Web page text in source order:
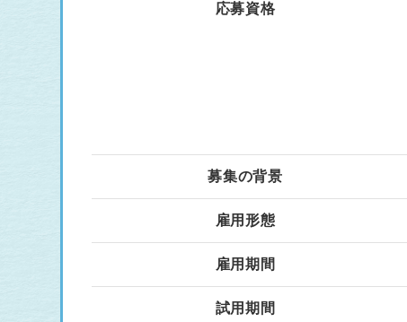
応募資格
募集の背景
雇用形態
雇用期間
試用期間